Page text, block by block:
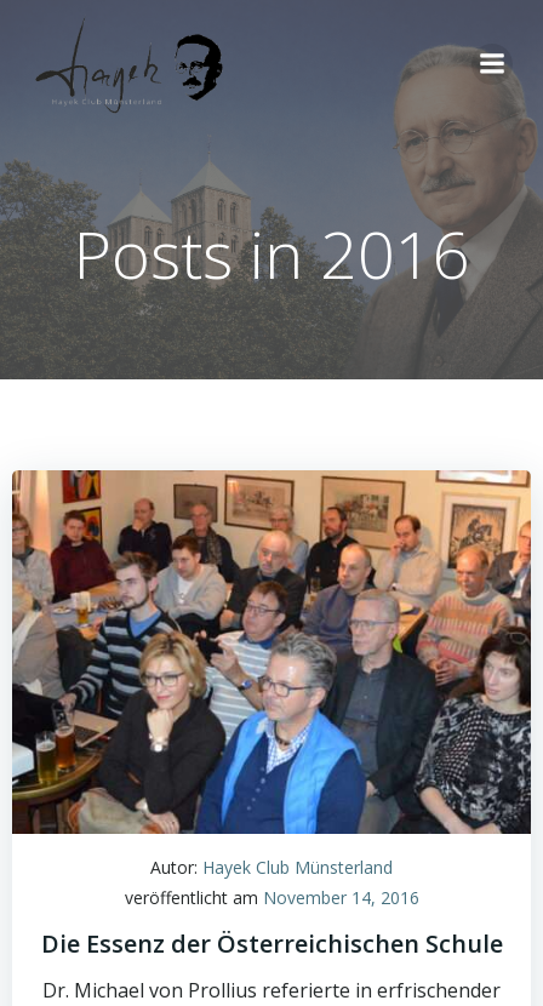
Posts in 2016
Autor: Hayek Club Münsterland
veröffentlicht am November 14, 2016
Die Essenz der Österreichischen Schule
Dr. Michael von Prollius referierte in erfrischender